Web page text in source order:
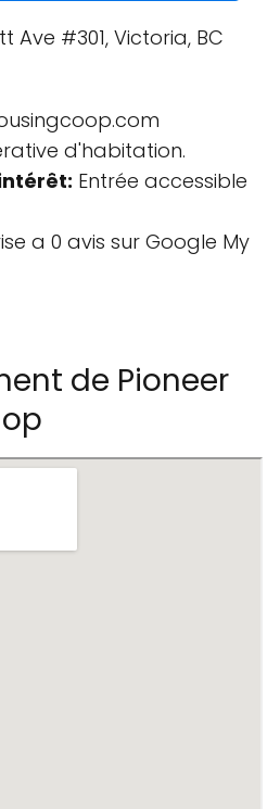
Ave #301, Victoria, BC
d'habitation.
Entrée accessible
a 0 avis sur Google My
de Pioneer